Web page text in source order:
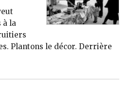
à la
Plantons le décor. Derrière